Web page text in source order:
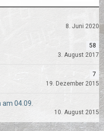
8. Juni 2020
58
3. August 2017
7
19. Dezember 2015
04.09.
10. August 2015